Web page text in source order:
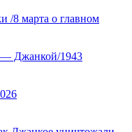
/8 марта о главном
— Джанкой/1943